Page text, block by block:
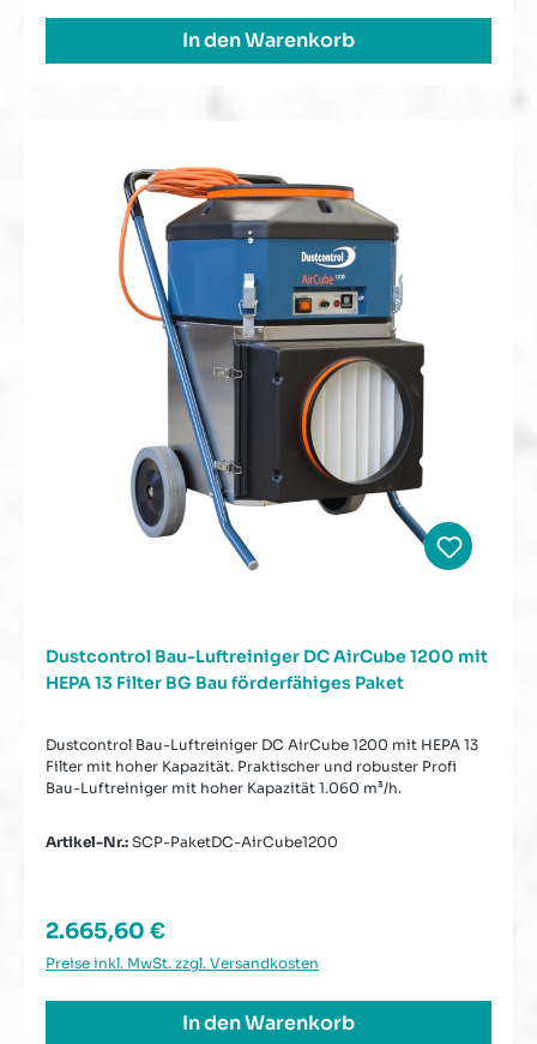
In den Warenkorb
Dustcontrol Bau-Luftreiniger DC AirCube 1200 mit
HEPA 13 Filter BG Bau förderfähiges Paket
Dustcontrol Bau-Luftreiniger DC AirCube 1200 mit HEPA 13
Filter mit hoher Kapazität. Praktischer und robuster Profi
Bau-Luftreiniger mit hoher Kapazität 1.060 m³/h.
Artikel-Nr.: SCP-PaketDC-AirCube1200
Regulärer Preis:
2.665,60 €
Preise inkl. MwSt. zzgl. Versandkosten
In den Warenkorb